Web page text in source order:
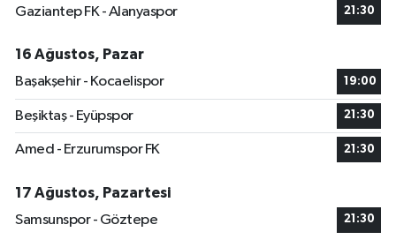
İlkcan Eczanesi
0 (532) 120 43 29 Yol Tarifi Al
Arda Eczanesi
İnönü Mahallesi, Demokrasi Caddesi, Yeşiltepe Sokak No:6 A Sarıgazi
Gaziantep FK - Alanyaspor 21:30
16 Ağustos, Pazar
Başakşehir - Kocaelispor
19:00
Beşiktaş - Eyüpspor 21:30
Amed - Erzurumspor FK 21:30
17 Ağustos, Pazartesi
Samsunspor - Göztepe
21:30